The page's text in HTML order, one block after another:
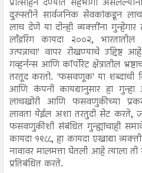
प्रोत्साहन देण्यात सहभागी
दुरुस्तीने सार्वजनिक सेवकांकडून
लाच देणे या दोन्ही व्यक्तींना
लाँडरिंग कायदा २००२,
उत्पन्नाचा' वापर रोखण्याचे उद्दिष्ट
गव्हर्नन्स आणि कॉर्पोरेट क्षेत्रातील
तरतूद करतो. 'फसवणूक' या शब्दाची
आणि कंपनी कायद्यानुसार हा
लाचखोरी आणि फसवणुकीच्या
लावता येईल अशा तरतुदी सेट करते,
फसवणुकीशी संबंधित गुन्ह्यांचाही
कायदा १९८८, हा कायदा एखाद्या
नावावर मालमत्ता घेतली आहे त्याला
प्रतिबंधित करते.